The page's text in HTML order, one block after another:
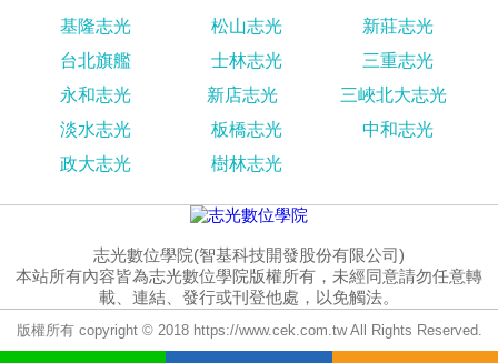
基隆志光 松山志光
新莊志光
台北旗艦
士林志光
三重志光
永和志光
新店志光
三峽北大志光
淡水志光
板橋志光
中和志光
政大志光
樹林志光
志光數位學院(智基科技開發股份有限公司)
本站所有內容皆為志光數位學院版權所有，未經同意請勿任意轉
載、連結、發行或刊登他處，以免觸法。
版權所有 copyright © 2018 https://www.cek.com.tw All Rights Reserved.